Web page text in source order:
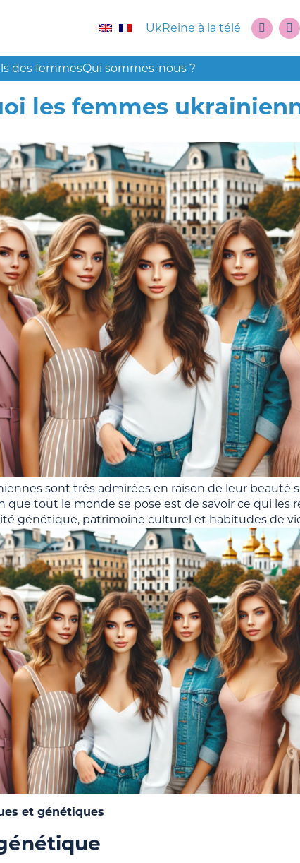
UkReine à la télé
des femmesQui sommes-nous ?
les femmes
sont très admirées en raison de leur beauté
que tout le monde se pose est de savoir ce qui les
génétique, patrimoine culturel et habitudes de
et génétiques